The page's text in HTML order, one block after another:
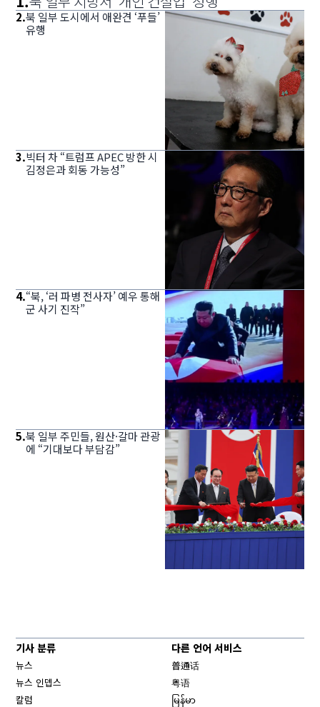
2.북 일부 도시에서 애완견 ‘푸들’
유행
3.빅터 차 “트럼프 APEC 방한 시
김정은과 회동 가능성”
4.“북, ‘러 파병 전사자’ 예우 통해
군 사기 진작”
5.북 일부 주민들, 원산·갈마 관광
에 “기대보다 부담감”
기사 분류
뉴스
뉴스 인뎁스
칼럼
다른 언어 서비스
普通话
粤语
မြန်မာ